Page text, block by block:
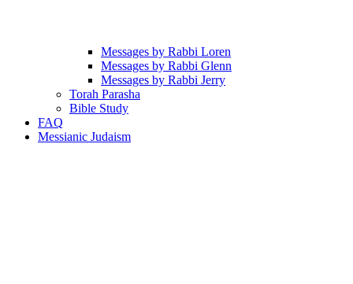
Messages by Rabbi Loren
Messages by Rabbi Glenn
Messages by Rabbi Jerry
Torah Parasha
Bible Study
FAQ
Messianic Judaism